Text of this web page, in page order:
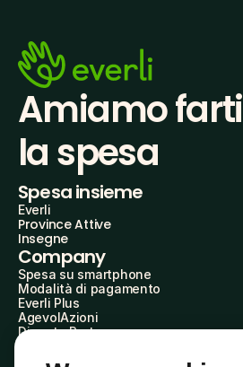
Amiamo farti
la spesa
Spesa insieme
Everli
Province Attive
Insegne
Company
Spesa su smartphone
Modalità di pagamento
Everli Plus
AgevolAzioni
Diventa Partner
Everli Shoppers